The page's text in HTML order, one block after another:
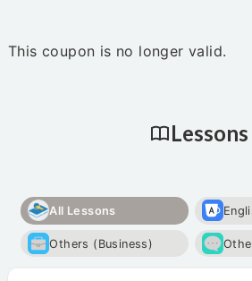
This coupon is no longer valid.
All Lessons
Others (Business)